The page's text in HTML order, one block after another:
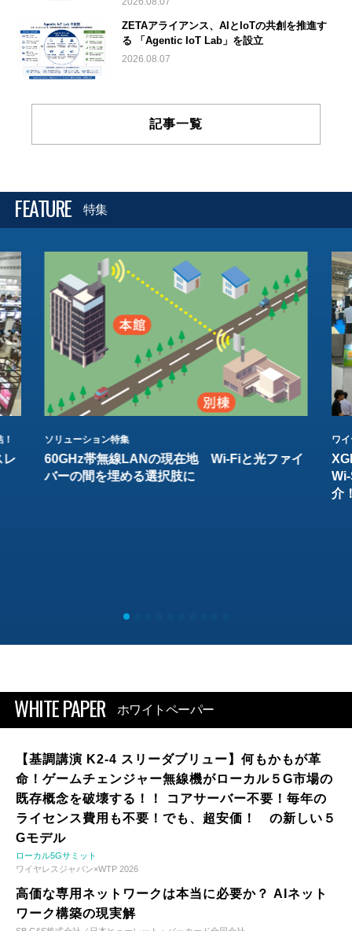
ZETAアライアンス、AIとIoTの共創を推進す
る 「Agentic IoT Lab」を設立
2026.08.07
記事一覧
FEATURE 特集
レ
ソリューション特集
60GHz帯無線LANの現在地 Wi-Fiと光ファイ
バーの間を埋める選択肢に
ワ
介
WHITE PAPER ホワイトペーパー
【基調講演 K2-4 スリーダブリュー】何もかもが革
命！ゲームチェンジャー無線機がローカル５G市場の
既存概念を破壊する！！ コアサーバー不要！毎年の
ライセンス費用も不要！でも、超安価！ の新しい５
Gモデル
ローカル5Gサミット
ワイヤレスジャパン×WTP 2026
高価な専用ネットワークは本当に必要か？ AIネット
ワーク構築の現実解